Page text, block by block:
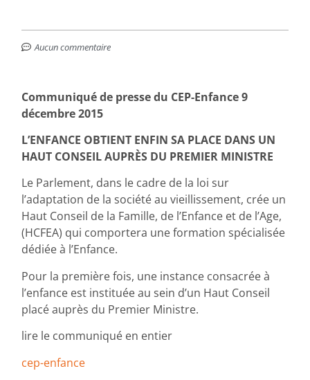
Aucun commentaire
Communiqué de presse du CEP-Enfance 9
décembre 2015
L’ENFANCE OBTIENT ENFIN SA PLACE DANS UN
HAUT CONSEIL AUPRÈS DU PREMIER MINISTRE
Le Parlement, dans le cadre de la loi sur
l’adaptation de la société au vieillissement, crée un
Haut Conseil de la Famille, de l’Enfance et de l’Age,
(HCFEA) qui comportera une formation spécialisée
dédiée à l’Enfance.
Pour la première fois, une instance consacrée à
l’enfance est instituée au sein d’un Haut Conseil
placé auprès du Premier Ministre.
lire le communiqué en entier
cep-enfance